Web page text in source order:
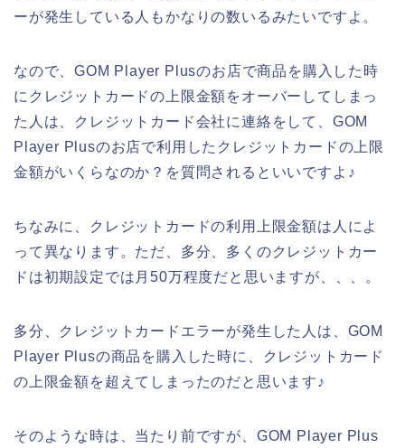
ーが発生している人もかなりの数いるみたいですよ。
なので、GOM Player Plusのお店で商品を購入した時
にクレジットカードの上限金額をオーバーしてしまっ
た人は、クレジットカード会社に連絡をして、GOM
Player Plusのお店で利用したクレジットカードの上限
金額がいくらなのか？を質問されるといいですよ♪
ちなみに、クレジットカードの利用上限金額は人によ
って異なります。ただ、多分、多くのクレジットカー
ドは初期設定では月50万程度だと思いますが、、、。
多分、クレジットカードエラーが発生した人は、GOM
Player Plusの商品を購入した時に、クレジットカード
の上限金額を超えてしまったのだと思います♪
そのような時は、当たり前ですが、GOM Player Plus